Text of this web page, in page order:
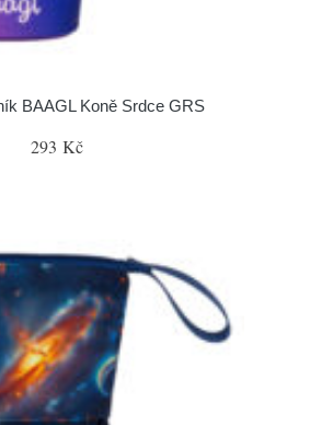
BAAGL Koně Srdce GRS
293 Kč